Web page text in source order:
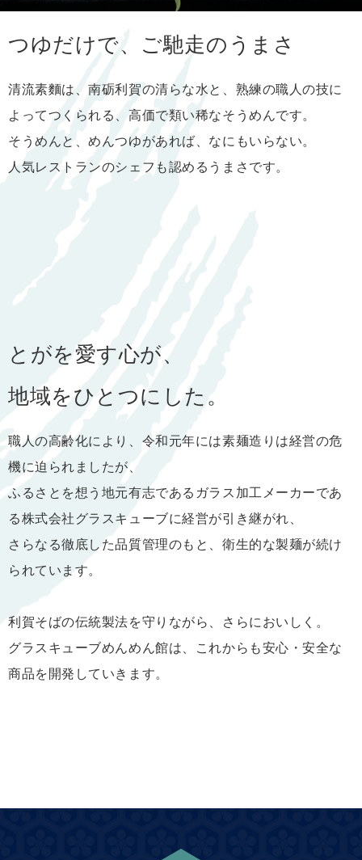
つゆだけで、ご馳走のうまさ
清流素麵は、南砺利賀の清らな水と、熟練の職人の技に
よってつくられる、高価で類い稀なそうめんです。
そうめんと、めんつゆがあれば、なにもいらない。
人気レストランのシェフも認めるうまさです。
とがを愛す心が、
地域をひとつにした。
職人の高齢化により、令和元年には素麺造りは経営の危
機に迫られましたが、
ふるさとを想う地元有志であるガラス加工メーカーであ
る株式会社グラスキューブに経営が引き継がれ、
さらなる徹底した品質管理のもと、衛生的な製麺が続け
られています。
利賀そばの伝統製法を守りながら、さらにおいしく。
グラスキューブめんめん館は、これからも安心・安全な
商品を開発していきます。